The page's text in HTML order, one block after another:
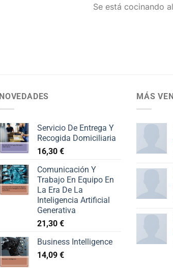
Se está cocinando
NOVEDADES
Servicio De Entrega Y
Recogida Domiciliaria
16,30 €
Comunicación Y
Trabajo En Equipo En
La Era De La
Inteligencia Artificial
Generativa
21,30 €
Business Intelligence
14,09 €
MÁS